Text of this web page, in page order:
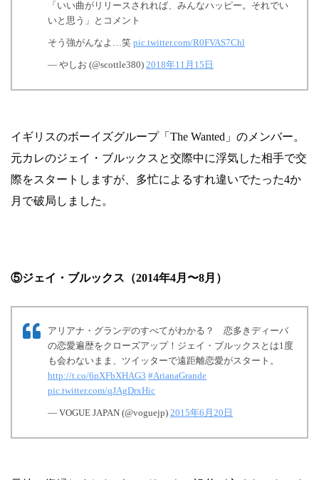
「いい曲がリリースされれば、みんなハッピー。それでい
いと思う」とコメント
そう強がんなよ…笑 pic.twitter.com/R0FVAS7Chl
— やしお (@scottle380) 2018年11月15日
イギリスのボーイズグループ「The Wanted」のメンバー。
元カレのジェイ・ブルックスと交際中に浮気した相手で交
際をスタートしますが、多忙によるすれ違いでたった4か
月で破局しました。
⑤ジェイ・ブルックス（2014年4月〜8月）
アリアナ・グランデのすべてがわかる？ 恋多きディーバ
の恋愛遍歴をクローズアップ！ジェイ・ブルックスとは1度
も会わないまま、ツイッターで遠距離恋愛がスタート。
http://t.co/6nXFbXHAG3 #ArianaGrande
pic.twitter.com/qJAgDrxHic
— VOGUE JAPAN (@voguejp) 2015年6月20日